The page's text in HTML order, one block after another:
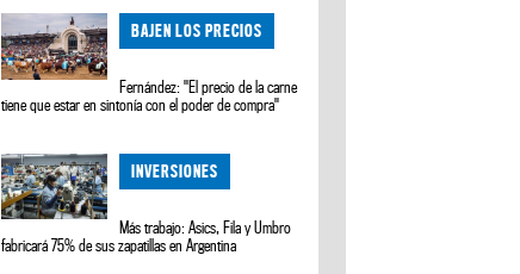
BAJEN LOS PRECIOS
Fernández: "El precio de la carne
tiene que estar en sintonía con el poder de compra"
INVERSIONES
Más trabajo: Asics, Fila y Umbro
fabricará 75% de sus zapatillas en Argentina